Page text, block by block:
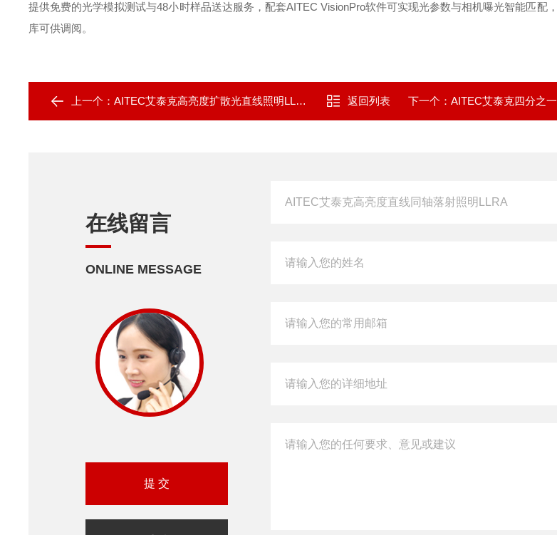
提供免费的光学模拟测试与48小时样品送达服务，配套AITEC VisionPro软件可实现光参数与相机曝光智能匹配
库可供调阅。
上一个： AITEC艾泰克高亮度扩散光直线照明LLG系列 返回列表 下一个： AITEC艾泰克四分之一隧
在线留言
ONLINE MESSAGE